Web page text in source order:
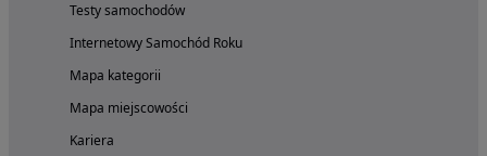
Testy samochodów
Internetowy Samochód Roku
Mapa kategorii
Mapa miejscowości
Kariera